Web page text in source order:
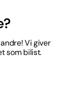
Vi giver
som bilist.